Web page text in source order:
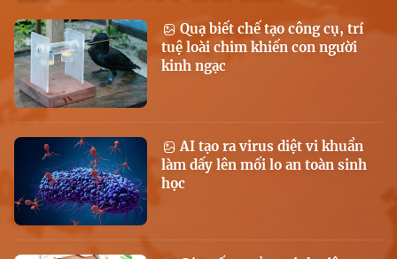
Quạ biết chế tạo công cụ, trí
tuệ loài chim khiến con người
kinh ngạc
AI tạo ra virus diệt vi khuẩn
làm dấy lên mối lo an toàn sinh
học